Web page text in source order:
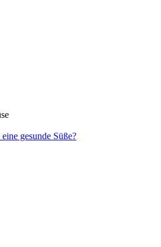
gesunde Süße?